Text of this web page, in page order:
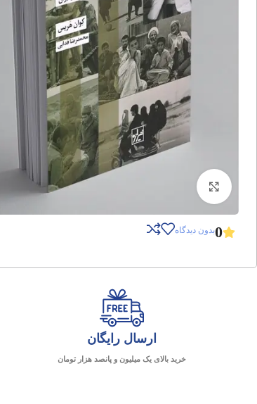
0بدون دیدگاه
ارسال رایگان
خرید بالای یک میلیون و پانصد هزار تومان